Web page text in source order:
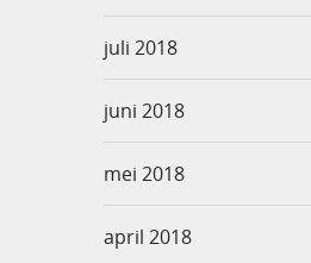
juli 2018
juni 2018
mei 2018
april 2018